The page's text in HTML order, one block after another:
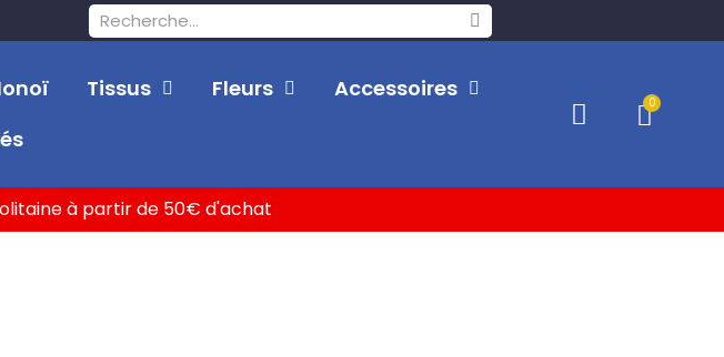
Tissus Fleurs
Accessoires
à partir de 50€ d'achat